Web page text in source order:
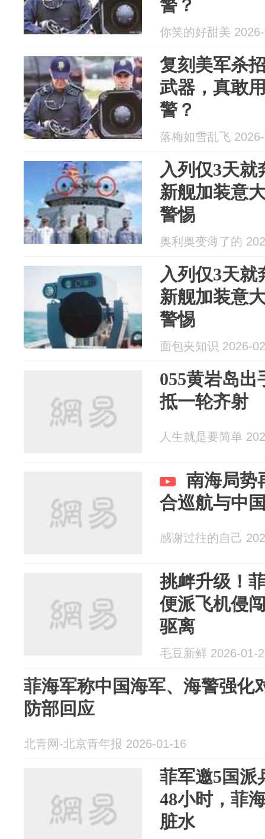
警？
你笑的好甜美
复刻美军杀
武器，真敢
警？
落梅如雪乱飞
入列仅3天
新舰加装意
警惕
奥利奥变薄了的
入列仅3天
新舰加装意
警惕
面包夹知识 2026-
055黄岩岛
抵一轮齐射
人生就是要简单
南海局势
合巡航与中
感谢过往的自己
挑衅升级！
便派飞机侵
驱离
毛豆新鲜 2026-01-
菲海军称中国海军、海警强化
防部回应
北青网-北京青年报 2026-01-16
菲军邀5国派
48小时，菲
脏水